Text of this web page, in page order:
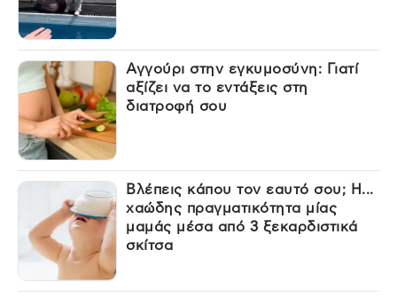
Αγγούρι στην εγκυμοσύνη: Γιατί
αξίζει να το εντάξεις στη
διατροφή σου
Βλέπεις κάπου τον εαυτό σου; Η...
χαώδης πραγματικότητα μίας
μαμάς μέσα από 3 ξεκαρδιστικά
σκίτσα